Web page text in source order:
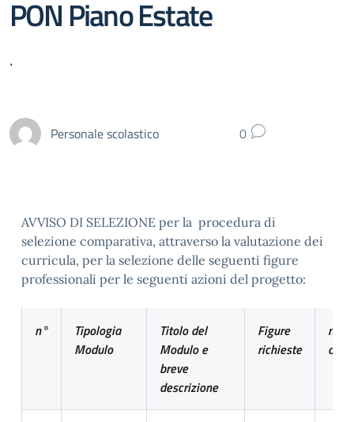
PON Piano Estate
.
Personale scolastico 0
AVVISO DI SELEZIONE per la procedura di
selezione comparativa, attraverso la valutazione dei
curricula, per la selezione delle seguenti figure
professionali per le seguenti azioni del progetto:
n°
Tipologia
Modulo
Titolo del
Modulo e
breve
descrizione
Figure
richieste
n°
ore